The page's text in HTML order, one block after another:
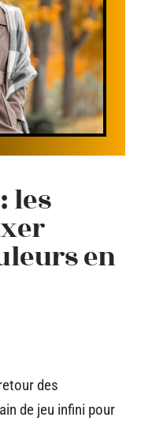
les
en
des
de jeu infini pour